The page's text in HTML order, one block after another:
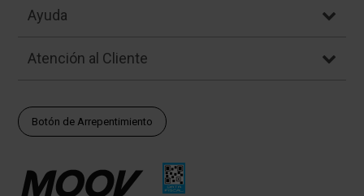
Ayuda
Atención al Cliente
Botón de Arrepentimiento